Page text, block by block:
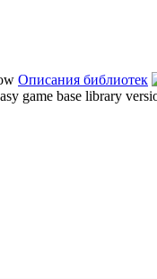
Описания библиотек
game base library